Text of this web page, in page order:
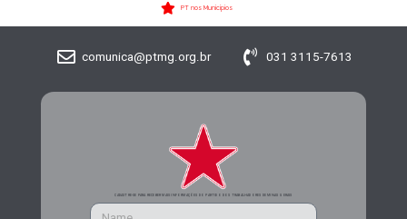
PT nos Municípios
comunica@ptmg.org.br 031 3115-7613
CADASTRE-SE PARA RECEBER MAIS INFORMAÇÕES DO PARTIDO DOS TRABALHADORES DE MINAS GERAIS